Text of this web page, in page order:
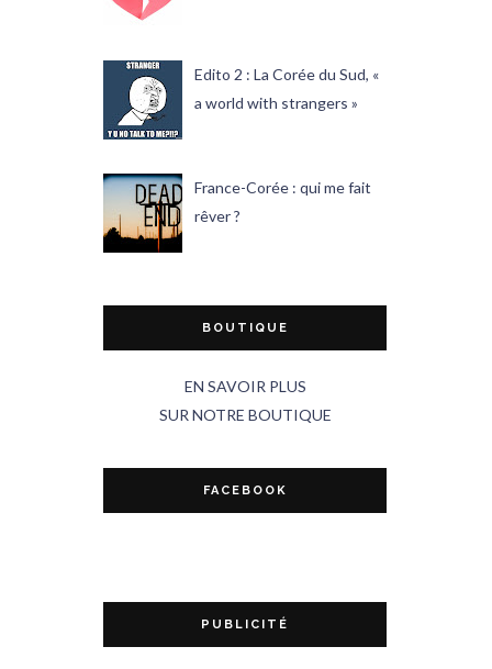
Edito 2 : La Corée du Sud, «
a world with strangers »
France-Corée : qui me fait
rêver ?
BOUTIQUE
EN SAVOIR PLUS
SUR NOTRE BOUTIQUE
FACEBOOK
PUBLICITÉ